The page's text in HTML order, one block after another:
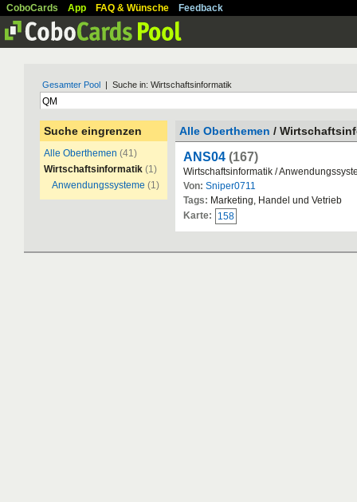
CoboCards App FAQ & Wünsche Feedback
Gesamter Pool | Suche in: Wirtschaftsinformatik
Suche eingrenzen
Alle Oberthemen (41)
Wirtschaftsinformatik (1)
Anwendungssysteme (1)
Alle Oberthemen /
ANS04 (167)
Wirtschaftsinformatik /
Von: Sniper0711
Tags: Marketing, Handel und Vetrieb
Karte:
158